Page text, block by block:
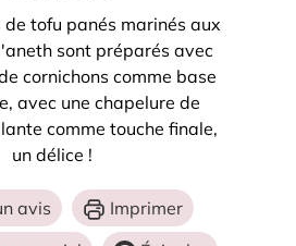
de tofu panés marinés aux
sont préparés avec
cornichons comme base
avec une chapelure de
comme touche finale,
un délice !
avis
Imprimer